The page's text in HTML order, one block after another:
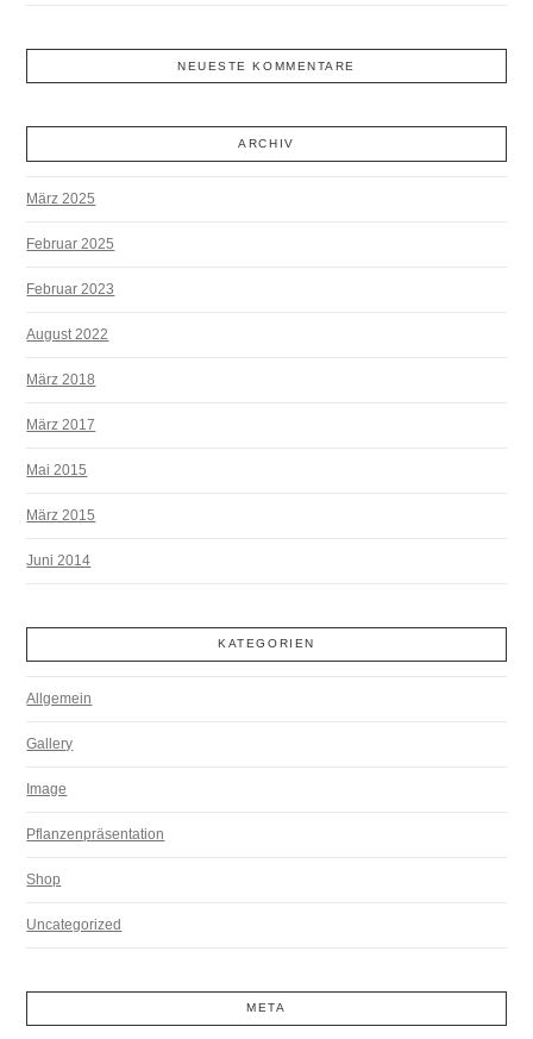
NEUESTE KOMMENTARE
ARCHIV
März 2025
Februar 2025
Februar 2023
August 2022
März 2018
März 2017
Mai 2015
März 2015
Juni 2014
KATEGORIEN
Allgemein
Gallery
Image
Pflanzenpräsentation
Shop
Uncategorized
META